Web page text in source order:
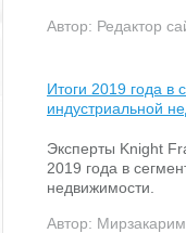
Автор: Редактор
Итоги 2019 года в
индустриальной
Эксперты Knight
2019 года в
недвижимости.
Автор: